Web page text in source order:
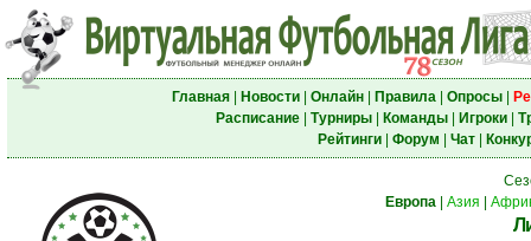
Главная| Новости| Онлайн| Правила| Опросы|
Расписание| Турниры| Команды| Игроки|
Рейтинги| Форум Чат|
Европа
Азия